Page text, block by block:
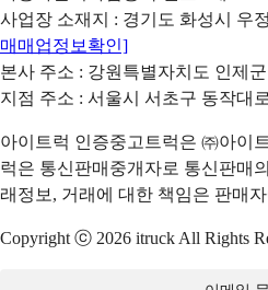
사업장 소재지 : 경기도 화성시 우
매매업정보확인]
본사 주소 : 강원특별자치도 인제군
지점 주소 : 서울시 서초구 동작대
아이트럭 인증중고트럭은 ㈜아이
럭은 통신판매중개자로 통신판매
래정보, 거래에 대한 책임은 판매
Copyright ⓒ 2026 itruck All Rights